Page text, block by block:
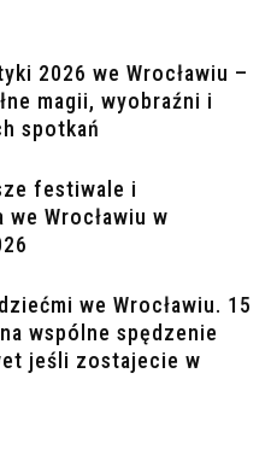
2026 we Wrocławiu –
magii, wyobraźni i
spotkań
festiwale i
we Wrocławiu w
we Wrocławiu. 15
wspólne spędzenie
jeśli zostajecie w